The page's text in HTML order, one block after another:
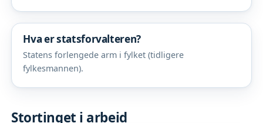
Hva er statsforvalteren?
Statens forlengede arm i fylket (tidligere
fylkesmannen).
Stortinget i arbeid